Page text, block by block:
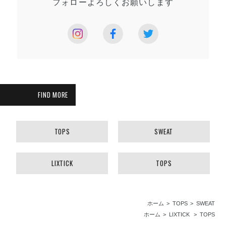
フォローよろしく お願いします
FIND MORE
TOPS SWEAT
LIXTICK TOPS
ホーム TOPS
SWEAT
ホーム
LIXTICK TOPS